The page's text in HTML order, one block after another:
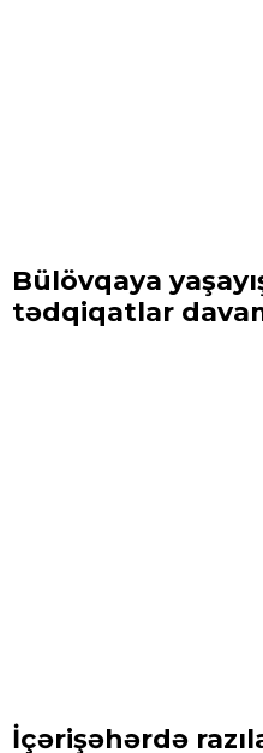
Bülövqaya
tədqiqatlar
İçərişəhərdə